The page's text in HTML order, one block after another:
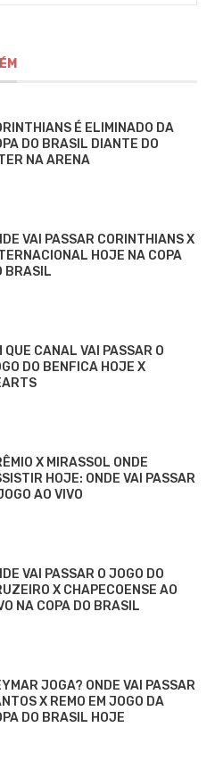
É ELIMINADO DA
DO BRASIL DIANTE DO
NA ARENA
VAI PASSAR CORINTHIANS X
HOJE NA COPA
BRASIL
QUE CANAL VAI PASSAR O
DO BENFICA HOJE X
X MIRASSOL ONDE
HOJE: ONDE VAI PASSAR
AO VIVO
VAI PASSAR O JOGO DO
X CHAPECOENSE AO
NA COPA DO BRASIL
JOGA? ONDE VAI PASSAR
X REMO EM JOGO DA
DO BRASIL HOJE